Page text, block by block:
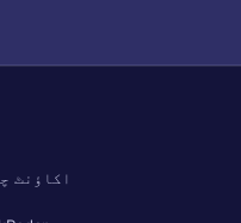
اکاؤنٹ